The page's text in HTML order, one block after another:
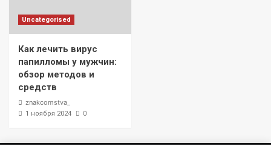
Uncategorised
Как лечить вирус
папилломы у мужчин:
обзор методов и
средств
znakcomstva_
1 ноября 2024 0